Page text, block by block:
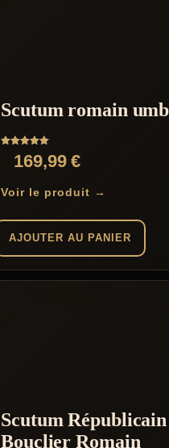
Scutum romain
Note169,99€
Voir le produit →
AJOUTER AU PANIER
Scutum
Bouclier Romain